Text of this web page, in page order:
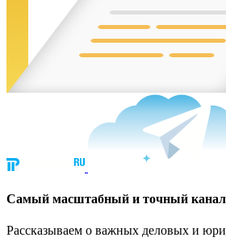
Cамый масштабный и точный канал
Рассказываем о важных деловых и